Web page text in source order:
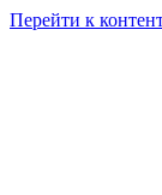
Перейти к